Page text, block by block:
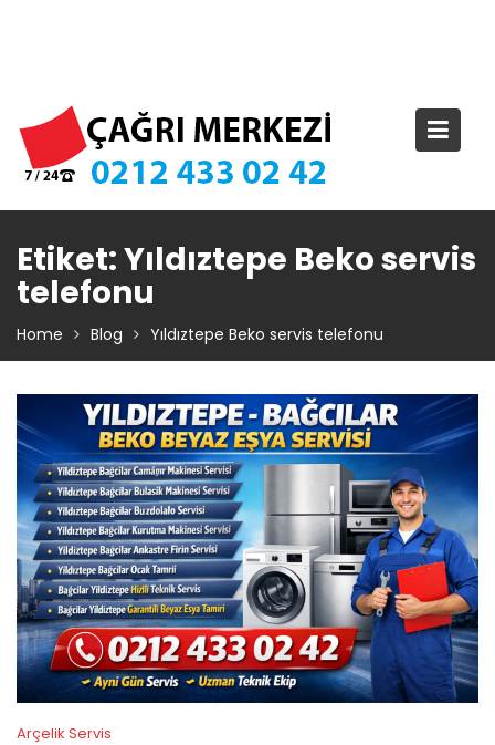
Etiket:Yıldıztepe Beko servis
telefonu
Home Blog Yıldıztepe Beko servis telefonu
Arçelik Servis